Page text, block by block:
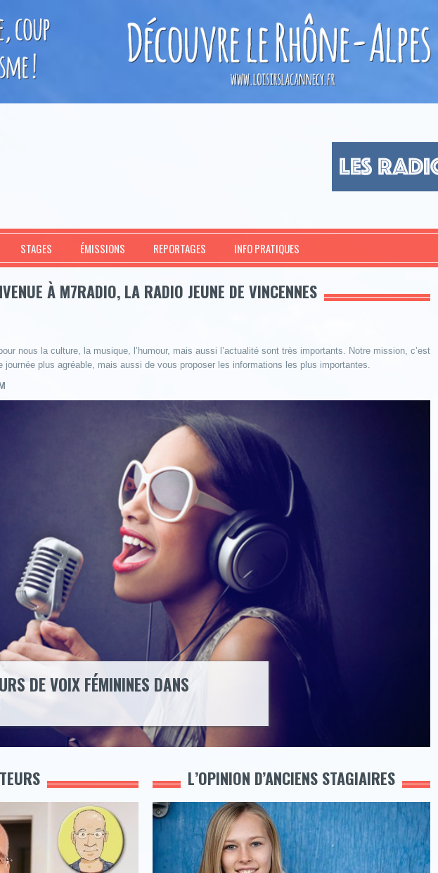
STAGES ÉMISSIONS REPORTAGES INFO PRATIQUES
À M7RADIO, LA RADIO JEUNE DE VINCENNES
nous la culture, la musique, l’humour, mais aussi l’actualité sont très importants. Notre mission, c’est
plus agréable, mais aussi de vous proposer les informations les plus importantes.
DE VOIX FÉMININES DANS
L’OPINION D’ANCIENS STAGIAIRES
Nous ne parlons pas